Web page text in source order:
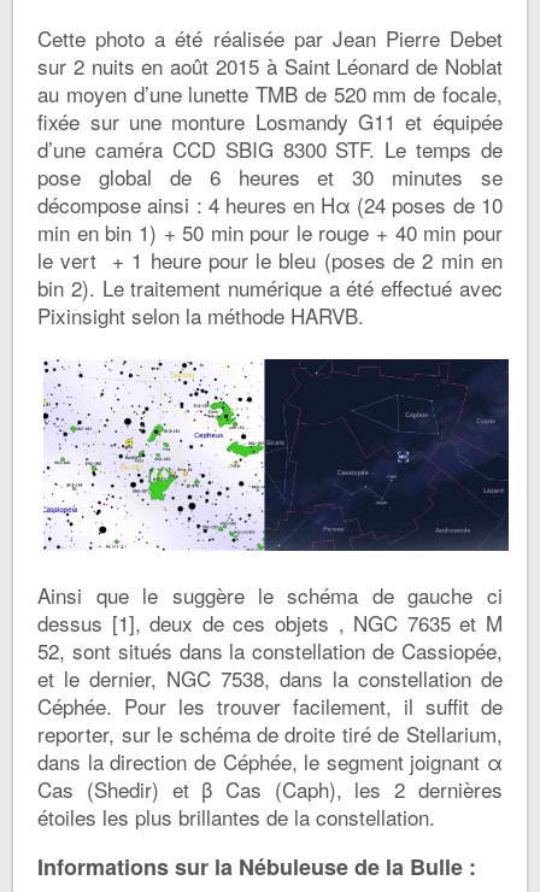
Cette photo a été réalisée par Jean Pierre Debet
sur 2 nuits en août 2015 à Saint Léonard de Noblat
au moyen d’une lunette TMB de 520 mm de focale,
fixée sur une monture Losmandy G11 et équipée
d’une caméra CCD SBIG 8300 STF. Le temps de
pose global de 6 heures et 30 minutes se
décompose ainsi : 4 heures en Hα (24 poses de 10
min en bin 1) + 50 min pour le rouge + 40 min pour
le vert + 1 heure pour le bleu (poses de 2 min en
bin 2). Le traitement numérique a été effectué avec
Pixinsight selon la méthode HARVB.
Ainsi que le suggère le schéma de gauche ci
dessus [1], deux de ces objets , NGC 7635 et M
52, sont situés dans la constellation de Cassiopée,
et le dernier, NGC 7538, dans la constellation de
Céphée. Pour les trouver facilement, il suffit de
reporter, sur le schéma de droite tiré de Stellarium,
dans la direction de Céphée, le segment joignant α
Cas (Shedir) et β Cas (Caph), les 2 dernières
étoiles les plus brillantes de la constellation.
Informations sur la Nébuleuse de la Bulle :